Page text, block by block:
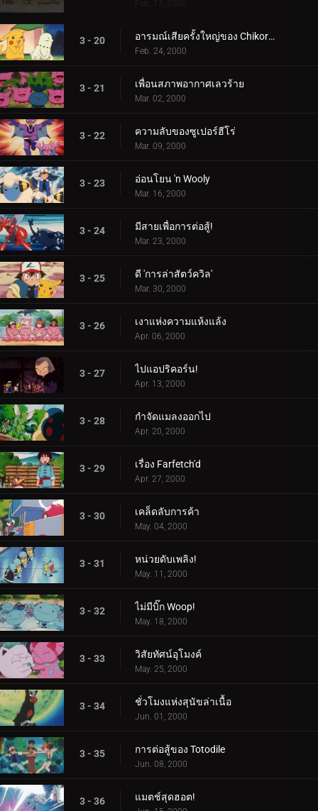
3 - 20 อารมณ์เสียครั้งใหญ่ของ Chikorita
Feb. 24, 2000
3 - 21 เพื่อนสภาพอากาศเลวร้าย
Mar. 02, 2000
3 - 22 ความลับของซูเปอร์ฮีโร่
Mar. 09, 2000
3 - 23 อ่อนโยน 'n Wooly
Mar. 16, 2000
3 - 24 มีสายเพื่อการต่อสู้!
Mar. 23, 2000
3 - 25 ดี 'การล่าสัตว์ควิล'
Mar. 30, 2000
3 - 26 เงาแห่งความแห้งแล้ง
Apr. 06, 2000
3 - 27 ไปแอปริคอร์น!
Apr. 13, 2000
3 - 28 กำจัดแมลงออกไป
Apr. 20, 2000
3 - 29 เรื่อง Farfetch'd
Apr. 27, 2000
3 - 30 เคล็ดลับการค้า
May. 04, 2000
3 - 31 หน่วยดับเพลิง!
May. 11, 2000
3 - 32 ไม่มีบิ๊ก Woop!
May. 18, 2000
3 - 33 วิสัยทัศน์อุโมงค์
May. 25, 2000
3 - 34 ชั่วโมงแห่งสุนัขล่าเนื้อ
Jun. 01, 2000
3 - 35 การต่อสู้ของ Totodile
Jun. 08, 2000
3 - 36 แมตช์สุดฮอต!